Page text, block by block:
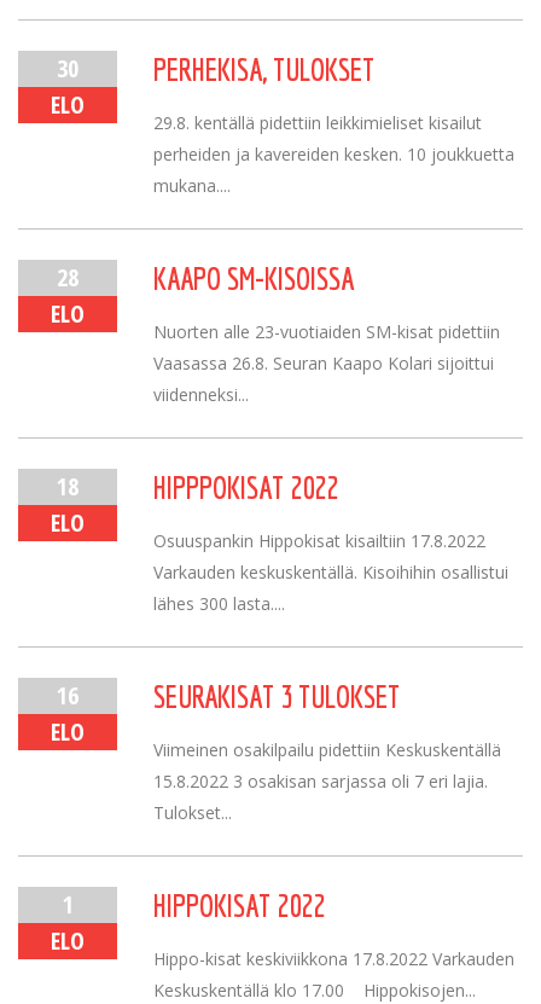
30
ELO
PERHEKISA, TULOKSET
29.8. kentällä pidettiin leikkimieliset kisailut
perheiden ja kavereiden kesken. 10 joukkuetta
mukana....
28
ELO
KAAPO SM-KISOISSA
Nuorten alle 23-vuotiaiden SM-kisat pidettiin
Vaasassa 26.8. Seuran Kaapo Kolari sijoittui
viidenneksi...
18
ELO
HIPPPOKISAT 2022
Osuuspankin Hippokisat kisailtiin 17.8.2022
Varkauden keskuskentällä. Kisoihihin osallistui
lähes 300 lasta....
16
ELO
SEURAKISAT 3 TULOKSET
Viimeinen osakilpailu pidettiin Keskuskentällä
15.8.2022 3 osakisan sarjassa oli 7 eri lajia.
Tulokset...
1
ELO
HIPPOKISAT 2022
Hippo-kisat keskiviikkona 17.8.2022 Varkauden
Keskuskentällä klo 17.00 Hippokisojen...